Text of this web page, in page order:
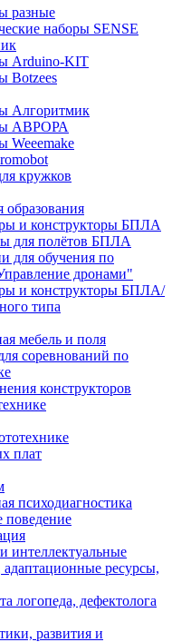
разные
наборы SENSE
Arduino-KIT
Botzees
Алгоритмик
АВРОРА
Weeemake
кружков
образования
и конструкторы БПЛА
для полётов БПЛА
для обучения по
дронами"
и конструкторы БПЛА/
типа
мебель и поля
соревнований по
конструкторов
плат
психодиагностика
поведение
интеллектуальные
адаптационные ресурсы,
логопеда, дефектолога
развития и